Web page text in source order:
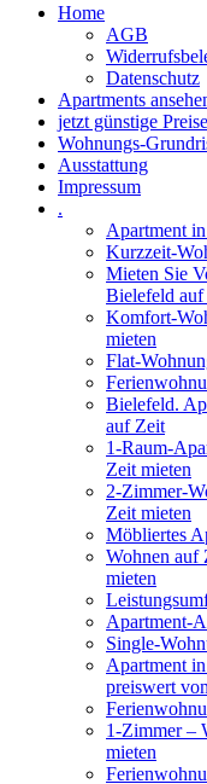
Home
AGB
Datenschutz
Apartments
jetzt günstige
Wohnungs-
Ausstattung
Impressum
.
Apartment
Kurzzeit-
Mieten Sie
Bielefeld
Komfort-
mieten
Flat-
Bielefeld.
auf Zeit
1-Raum-
Zeit mieten
2-Zimmer-
Zeit mieten
Möbliertes
Wohnen auf
mieten
Apartment-
Single-
Apartment
preiswert
1-Zimmer –
mieten